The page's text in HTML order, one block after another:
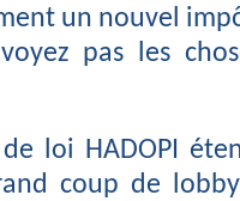
un nouvel
pas les
loi HADOPI
coup de